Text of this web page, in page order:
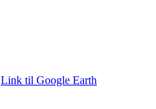
Link til Google Earth